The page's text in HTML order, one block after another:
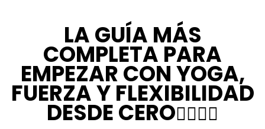
LA GUÍA MÁS
COMPLETA PARA
EMPEZAR CON YOGA,
FUERZA Y FLEXIBILIDAD
DESDE CERO🧘‍♀️🧘‍♀️